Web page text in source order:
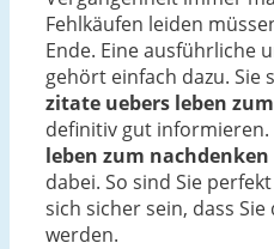
Fehlkäufen leiden
Ende. Eine ausführliche
gehört einfach dazu. Sie
zitate uebers leben
definitiv gut informieren.
leben zum nachdenken
dabei. So sind Sie
sich sicher sein, dass
werden.